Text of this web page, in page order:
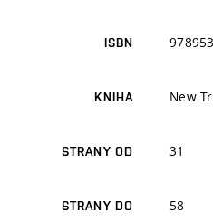
ISBN
KNIHA New
STRANY OD 31
STRANY DO 58